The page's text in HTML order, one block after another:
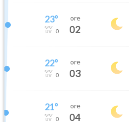
23°
0
ore
02
22°
0
ore
03
21°
0
ore
04